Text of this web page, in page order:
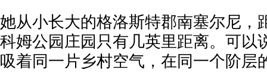
她从小长大的格洛斯特郡南塞尔尼，
科姆公园庄园只有几英里距离。可以
吸着同一片乡村空气，在同一个阶层